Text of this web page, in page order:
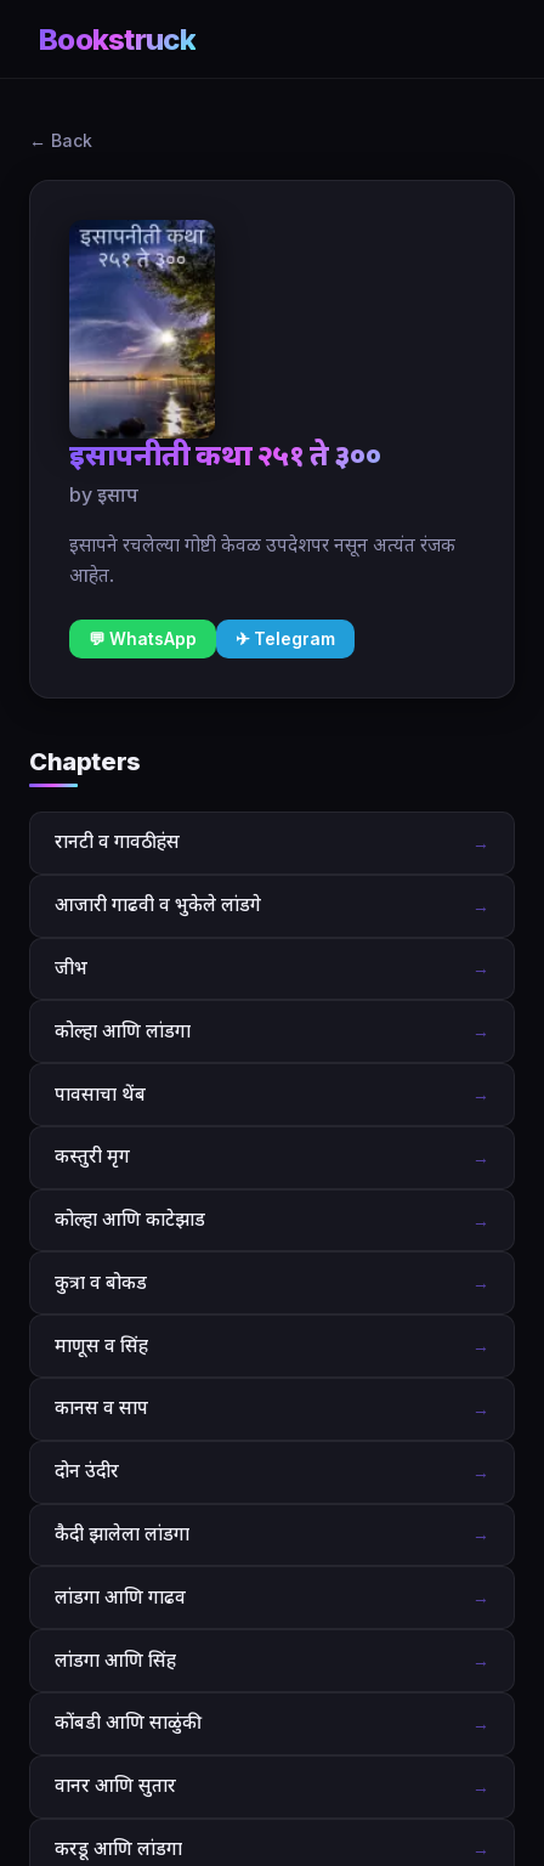
Bookstruck
← Back
इसापनीती कथा २५१ ते ३००
by इसाप
इसापने रचलेल्या गोष्टी केवळ उपदेशपर नसून अत्यंत रंजक
आहेत.
💬 WhatsApp ✈ Telegram
Chapters
रानटी व गावठी हंस →
आजारी गाढवी व भुकेले लांडगे →
जीभ →
कोल्हा आणि लांडगा →
पावसाचा थेंब →
कस्तुरी मृग →
कोल्हा आणि काटेझाड →
कुत्रा व बोकड →
माणूस व सिंह →
कानस व साप →
दोन उंदीर →
कैदी झालेला लांडगा →
लांडगा आणि गाढव →
लांडगा आणि सिंह →
कोंबडी आणि साळुंकी →
वानर आणि सुतार →
करडू आणि लांडगा →